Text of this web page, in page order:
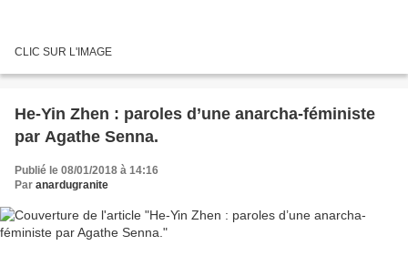
CLIC SUR L'IMAGE
He-Yin Zhen : paroles d’une anarcha-féministe
par Agathe Senna.
Publié le 08/01/2018 à 14:16
Par anardugranite